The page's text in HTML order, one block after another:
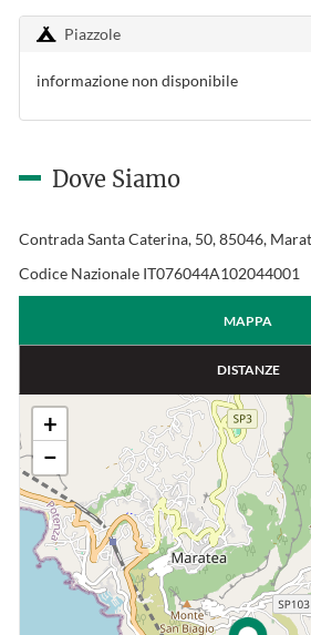
Piazzole
informazione non disponibile
Dove Siamo
Contrada Santa Caterina, 50, 85046,
Codice Nazionale IT076044A102044001
MAPPA
DISTANZE
+
−